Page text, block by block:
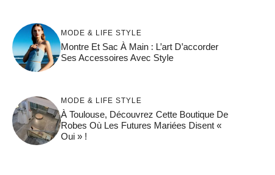
MODE & LIFE STYLE
Montre Et Sac À Main : L’art D’accorder
Ses Accessoires Avec Style
MODE & LIFE STYLE
À Toulouse, Découvrez Cette Boutique De
Robes Où Les Futures Mariées Disent «
Oui » !